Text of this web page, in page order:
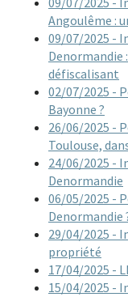
Angoulême :
09/07/2025 -
défiscalisant
02/07/2025 -
Bayonne ?
26/06/2025 -
Toulouse,
24/06/2025 -
Denormandie
06/05/2025 -
Denormandie
29/04/2025 -
propriété
17/04/2025 -
15/04/2025 -